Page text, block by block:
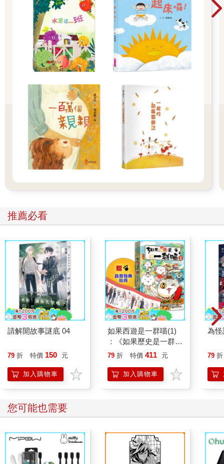
包、書套參展品全面5折起！👉文具滿777送80
元電子禮券 👉全站商品滿1200回饋4%金幣
推薦必看
請解開故事謎底 04
79 折 特價 150 元
加入購物車
如果西遊是一群喵(1)
：《如果歷史是一群
喵》作者最新力作，附
79 折 特價 411 元
加入購物車
為怪
79 折
您可能也需要